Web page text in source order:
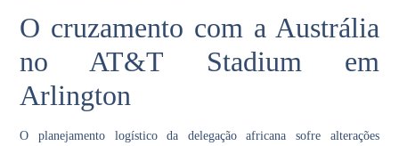
O cruzamento com a Austrália
no AT&T Stadium em
Arlington
O planejamento logístico da delegação africana sofre alterações